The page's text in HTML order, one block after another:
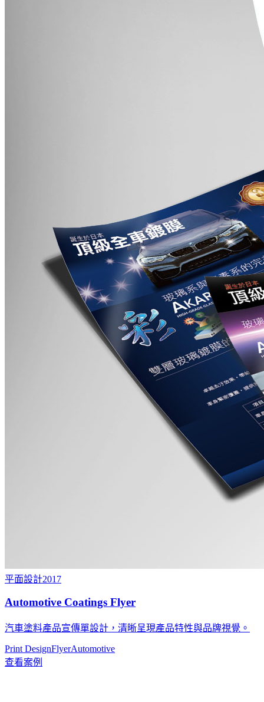
平面設計2017
Automotive Coatings Flyer
汽車塗料產品宣傳單設計，清晰呈現產品特性與品牌視覺。
Print DesignFlyerAutomotive
查看案例